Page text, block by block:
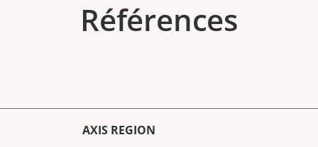
Références
AXIS REGION